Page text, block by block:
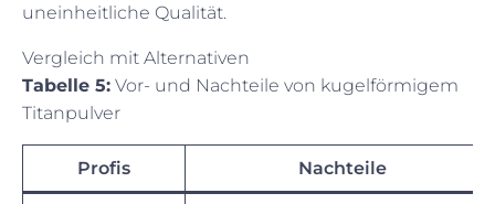
uneinheitliche Qualität.
Vergleich mit Alternativen
Tabelle 5: Vor- und Nachteile von kugelförmigem
Titanpulver
Profis Nachteile